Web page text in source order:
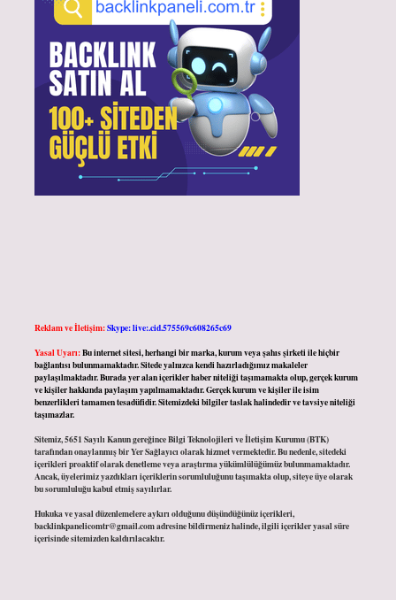
Reklam ve İletişim:Skype: live:.cid.575569c608265c69
Yasal Uyarı:Bu internet sitesi, herhangi bir marka, kurum veya şahıs şirketi ile hiçbir
bağlantısı bulunmamaktadır. Sitede yalnızca kendi hazırladığımız makaleler
paylaşılmaktadır. Burada yer alan içerikler haber niteliği taşımamakta olup, gerçek kurum
ve kişiler hakkında paylaşım yapılmamaktadır. Gerçek kurum ve kişiler ile isim
benzerlikleri tamamen tesadüfidir. Sitemizdeki bilgiler taslak halindedir ve tavsiye niteliği
taşımazlar.
Sitemiz, 5651 Sayılı Kanun gereğince Bilgi Teknolojileri ve İletişim Kurumu (BTK)
tarafından onaylanmış bir Yer Sağlayıcı olarak hizmet vermektedir. Bu nedenle, sitedeki
içerikleri proaktif olarak denetleme veya araştırma yükümlülüğümüz bulunmamaktadır.
Ancak, üyelerimiz yazdıkları içeriklerin sorumluluğunu taşımakta olup, siteye üye olarak
bu sorumluluğu kabul etmiş sayılırlar.
Hukuka ve yasal düzenlemelere aykırı olduğunu düşündüğünüz içerikleri,
backlinkpanelicomtr@gmail.comadresine bildirmeniz halinde, ilgili içerikler yasal süre
içerisinde sitemizden kaldırılacaktır.